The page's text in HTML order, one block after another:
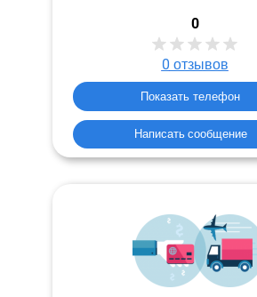
0
0 отзывов
Показать телефон
Написать сообщение